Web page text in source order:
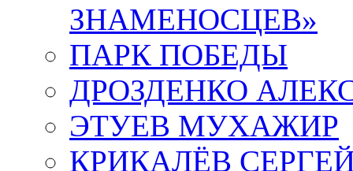
ЗНАМЕНОСЦЕВ»
ПАРК ПОБЕДЫ
ДРОЗДЕНКО
ЭТУЕВ МУХАЖИР
КРИКАЛЁВ